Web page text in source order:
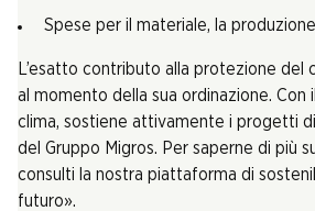
Spese per il materiale, la
L’esatto contributo alla protezione del
al momento della sua ordinazione. Con
clima, sostiene attivamente i progetti
del Gruppo Migros. Per saperne di più
consulti la nostra piattaforma di
futuro».